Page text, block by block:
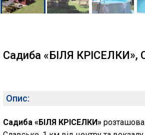
Садиба «БІЛЯ КРІСЕЛКИ»,
Опис:
Садиба «БІЛЯ КРІСЕЛКИ»